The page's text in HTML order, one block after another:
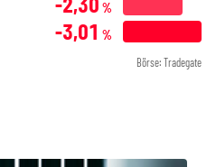
%
-3,01 %
Börse: Tradegate